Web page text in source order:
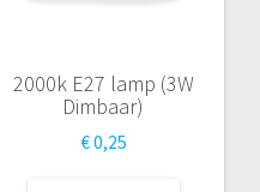
2000k E27 lamp (3W
Dimbaar)
€0,25